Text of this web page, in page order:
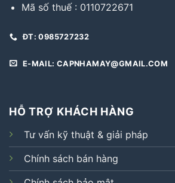
Mã số thuế : 0110722671
ĐT: 0985727232
E-MAIL: CAPNHAMAY@GMAIL.COM
HỖ TRỢ KHÁCH HÀNG
Tư vấn kỹ thuật & giải pháp
Chính sách bán hàng